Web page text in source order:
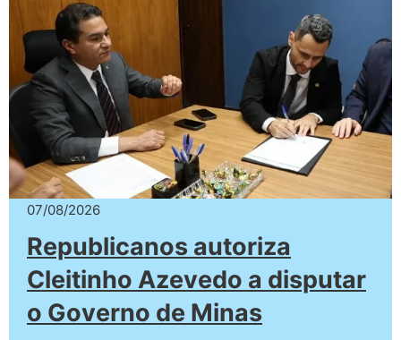
07/08/2026
Republicanos autoriza
Cleitinho Azevedo a disputar
o Governo de Minas